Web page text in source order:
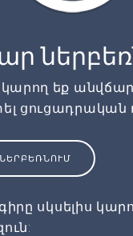
եք անվճար
ցուցադրական
սկսելիս